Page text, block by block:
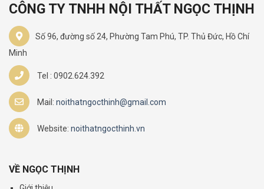
CÔNG TY TNHH NỘI THẤT NGỌC THỊNH
Số 96, đường số 24, Phường Tam Phú, TP. Thủ Đức, Hồ Chí
Minh
Tel : 0902.624.392
Mail: noithatngocthinh@gmail.com
Website: noithatngocthinh.vn
VỀ NGỌC THỊNH